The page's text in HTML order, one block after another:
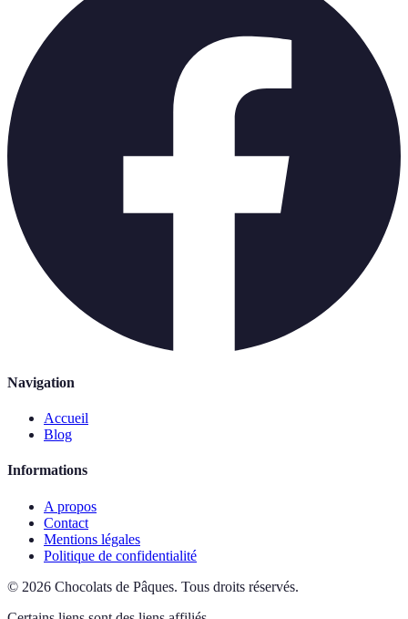
Navigation
Accueil
Blog
Informations
A propos
Contact
Mentions légales
Politique de confidentialité
© 2026 Chocolats de Pâques. Tous droits réservés.